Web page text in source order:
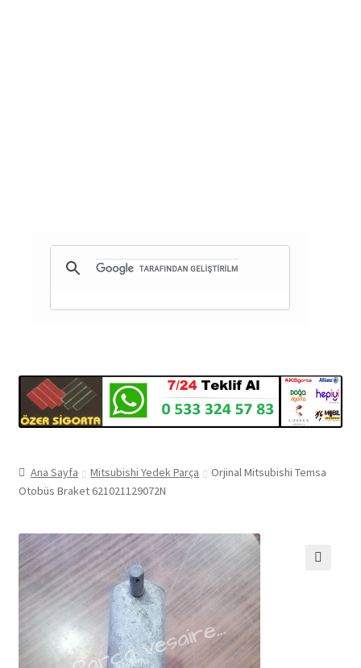
Ana Sayfa Mitsubishi Yedek Parça
Orjinal Mitsubishi Temsa
Otobüs Braket 621021129072N